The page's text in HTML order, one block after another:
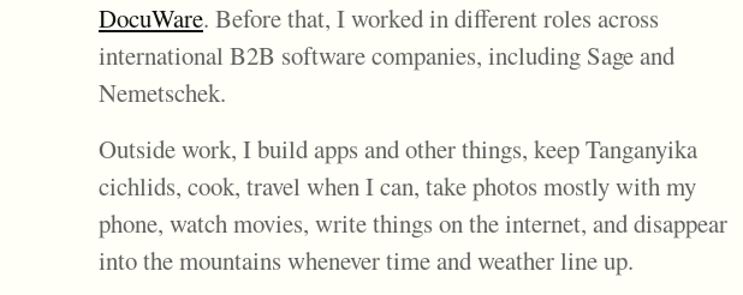
DocuWare. Before that, I worked in different roles across
international B2B software companies, including Sage and
Nemetschek.
Outside work, I build apps and other things, keep Tanganyika
cichlids, cook, travel when I can, take photos mostly with my
phone, watch movies, write things on the internet, and disappear
into the mountains whenever time and weather line up.